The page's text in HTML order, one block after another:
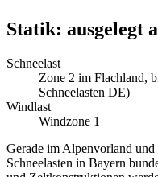
Statik: ausgelegt
Schneelast
Zone 2 im Flachland,
Schneelasten DE)
Windlast
Windzone 1
Gerade im Alpenvorland
Schneelasten in Bayern